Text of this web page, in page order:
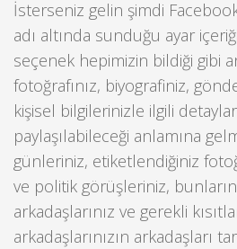
İsterseniz gelin şimdi
adı altında sunduğu ayar
seçenek hepimizin bildiği gibi
fotoğrafınız, biyografiniz,
kişisel bilgilerinizle ilgili
paylaşılabileceği anlamına
günleriniz, etiketlendiğiniz
ve politik görüşleriniz,
arkadaşlarınız ve gerekli
arkadaşlarınızın arkadaşları